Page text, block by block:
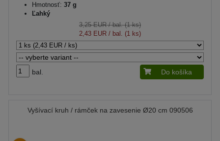
Hmotnosť: 37 g
Ľahký
3,25 EUR/ bal. (1 ks)
2,43 EUR / bal. (1 ks)
bal. Do košíka
Vyšívací kruh / rámček na zavesenie Ø20 cm 090506